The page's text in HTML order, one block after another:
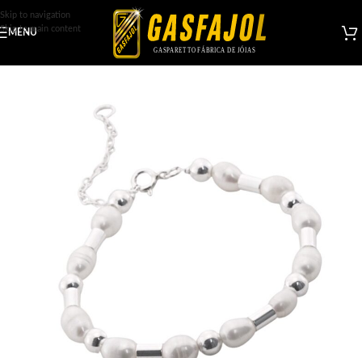
Skip to navigation
Skip to main content
MENU